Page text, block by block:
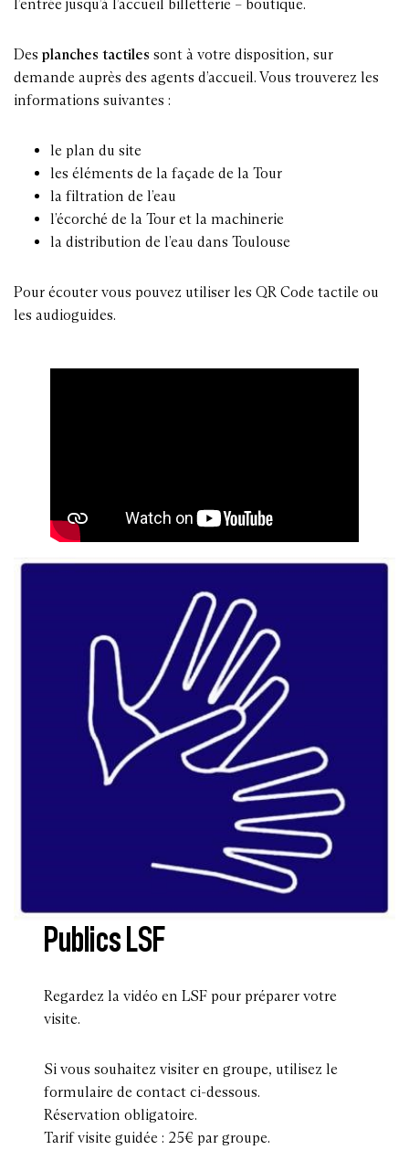
l’entrée jusqu’à l’accueil billetterie – boutique.
Des planches tactiles sont à votre disposition, sur
demande auprès des agents d’accueil. Vous trouverez les
informations suivantes :
le plan du site
les éléments de la façade de la Tour
la filtration de l’eau
l’écorché de la Tour et la machinerie
la distribution de l’eau dans Toulouse
Pour écouter vous pouvez utiliser les QR Code tactile ou
les audioguides.
Publics LSF
Regardez la vidéo en LSF pour préparer votre
visite.
Si vous souhaitez visiter en groupe, utilisez le
formulaire de contact ci-dessous.
Réservation obligatoire.
Tarif visite guidée : 25€ par groupe.